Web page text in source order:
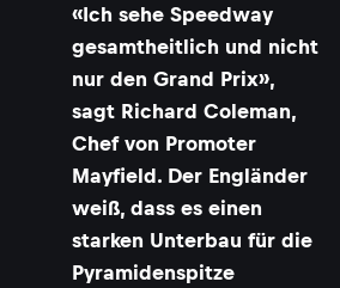
«Ich sehe Speedway
gesamtheitlich und nicht
nur den Grand Prix»,
sagt Richard Coleman,
Chef von Promoter
Mayfield. Der Engländer
weiß, dass es einen
starken Unterbau für die
Pyramidenspitze